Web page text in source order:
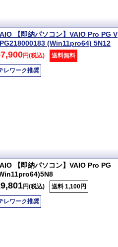
【即納パソコン】VAIO Pro PG V
(Win11pro64) 5N12
円(税込) 送料無料
レワーク推奨
【即納パソコン】VAIO Pro PG
円(税込) 送料 1,100円
レワーク推奨